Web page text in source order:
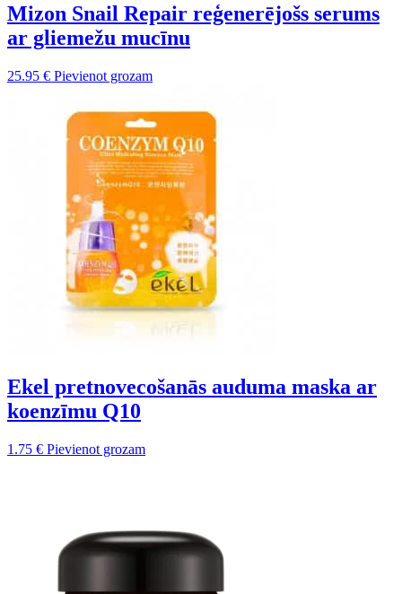
Mizon Snail Repair reģenerējošs serums
ar gliemežu mucīnu
25.95 € Pievienot grozam
Ekel pretnovecošanās auduma maska ar
koenzīmu Q10
1.75 € Pievienot grozam